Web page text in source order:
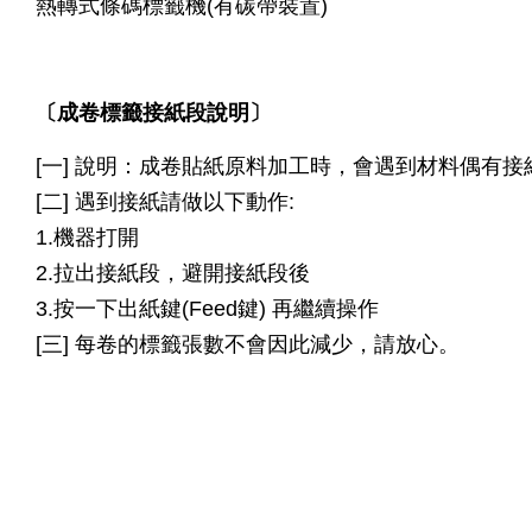
熱轉式條碼標籤機(有碳帶裝置)
〔成卷標籤接紙段說明〕
[一] 說明：成卷貼紙原料加工時，會遇到材料偶有接
[二] 遇到接紙請做以下動作:
1.機器打開
2.拉出接紙段，避開接紙段後
3.按一下出紙鍵(Feed鍵) 再繼續操作
[三] 每卷的標籤張數不會因此減少，請放心。